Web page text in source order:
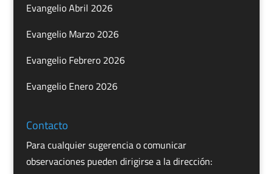
Evangelio Abril 2026
Evangelio Marzo 2026
Evangelio Febrero 2026
Evangelio Enero 2026
Contacto
Para cualquier sugerencia o comunicar
observaciones pueden dirigirse a la dirección: